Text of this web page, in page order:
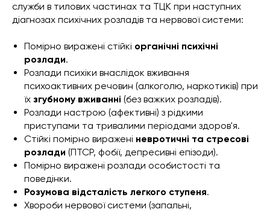
служби в тилових частинах та ТЦК при наступних
діагнозах психічних розладів та нервової системи:
Помірно виражені стійкі органічні психічні
розлади.
Розлади психіки внаслідок вживання
психоактивних речовин (алкоголю, наркотиків) при
їх згубному вживанні (без важких розладів).
Розлади настрою (афективні) з рідкими
приступами та тривалими періодами здоров'я.
Стійкі помірно виражені невротичні та стресові
розлади (ПТСР, фобії, депресивні епізоди).
Помірно виражені розлади особистості та
поведінки.
Розумова відсталість легкого ступеня.
Хвороби нервової системи (запальні,